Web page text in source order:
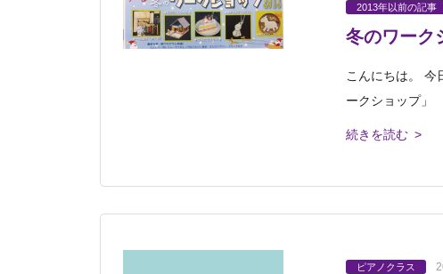
2013年以前の記事
冬のワーク
こんにちは。 今
ークショップ」
続きを読む >
ピアノクラス